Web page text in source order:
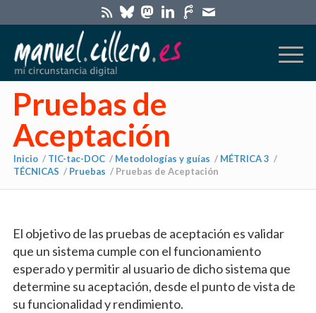
Pruebas de
Aceptación
Inicio / TIC-tac-DOC / Metodologías y guías / MÉTRICA 3 /
TÉCNICAS / Pruebas / Pruebas de Aceptación
El objetivo de las pruebas de aceptación es validar
que un sistema cumple con el funcionamiento
esperado y permitir al usuario de dicho sistema que
determine su aceptación, desde el punto de vista de
su funcionalidad y rendimiento.